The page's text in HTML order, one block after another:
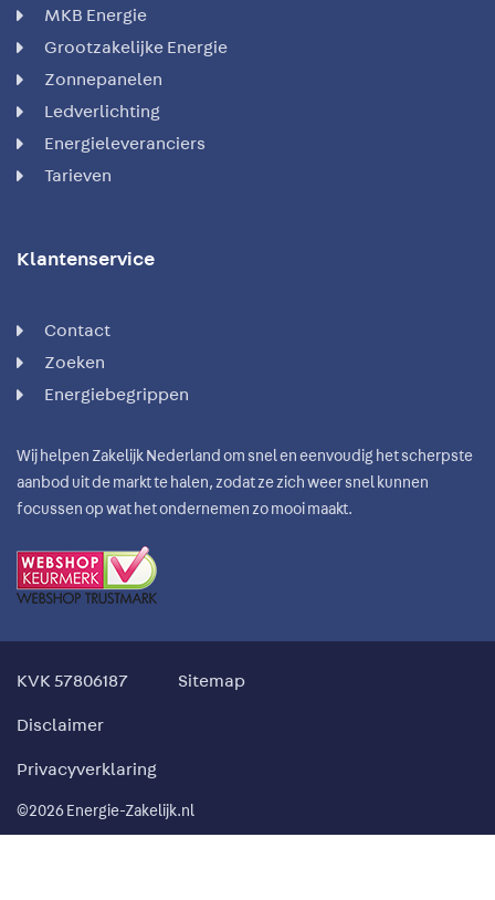
MKB Energie
Grootzakelijke Energie
Zonnepanelen
Ledverlichting
Energieleveranciers
Tarieven
Klantenservice
Contact
Zoeken
Energiebegrippen
Wij helpen Zakelijk Nederland om snel en eenvoudig het scherpste
aanbod uit de markt te halen, zodat ze zich weer snel kunnen
focussen op wat het ondernemen zo mooi maakt.
©2026 Energie-Zakelijk.nl
Privacyverklaring
Disclaimer
Sitemap
KVK 57806187